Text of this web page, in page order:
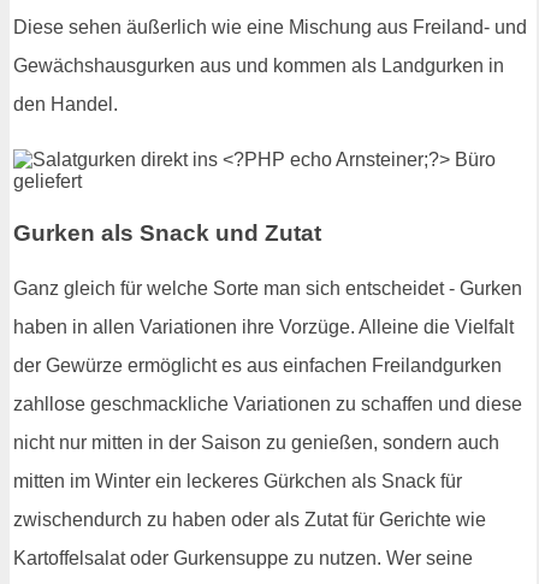
Diese sehen äußerlich wie eine Mischung aus Freiland- und
Gewächshausgurken aus und kommen als Landgurken in
den Handel.
Gurken als Snack und Zutat
Ganz gleich für welche Sorte man sich entscheidet - Gurken
haben in allen Variationen ihre Vorzüge. Alleine die Vielfalt
der Gewürze ermöglicht es aus einfachen Freilandgurken
zahllose geschmackliche Variationen zu schaffen und diese
nicht nur mitten in der Saison zu genießen, sondern auch
mitten im Winter ein leckeres Gürkchen als Snack für
zwischendurch zu haben oder als Zutat für Gerichte wie
Kartoffelsalat oder Gurkensuppe zu nutzen. Wer seine